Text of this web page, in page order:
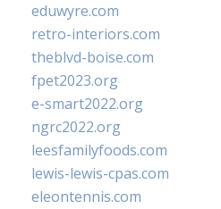
eduwyre.com
retro-interiors.com
theblvd-boise.com
fpet2023.org
e-smart2022.org
ngrc2022.org
leesfamilyfoods.com
lewis-lewis-cpas.com
eleontennis.com